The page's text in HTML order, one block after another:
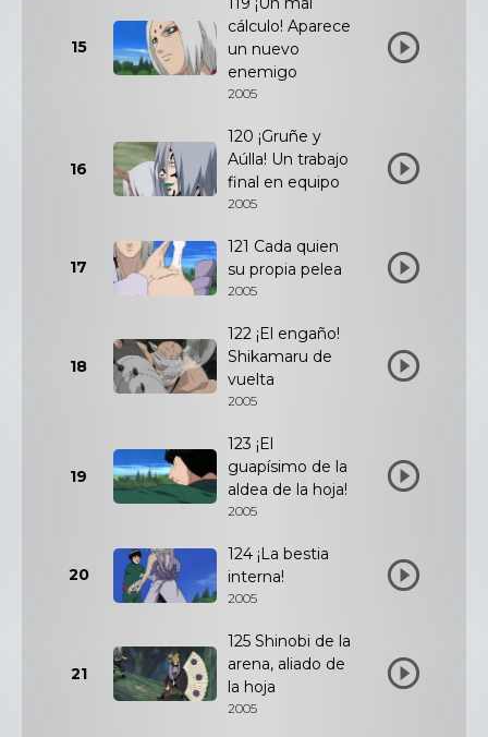
15
cálculo! Aparece
un nuevo
enemigo
2005
16
120 ¡Gruñe y
Aúlla! Un trabajo
final en equipo
2005
17
121 Cada quien
su propia pelea
2005
18
122 ¡El engaño!
Shikamaru de
vuelta
2005
19
123 ¡El
guapísimo de la
aldea de la hoja!
2005
20
124 ¡La bestia
interna!
2005
21
125 Shinobi de la
arena, aliado de
la hoja
2005